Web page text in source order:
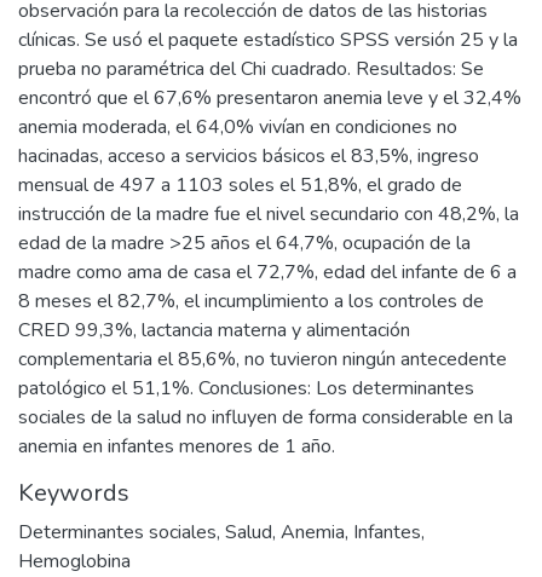
observación para la recolección de datos de las historias
clínicas. Se usó el paquete estadístico SPSS versión 25 y la
prueba no paramétrica del Chi cuadrado. Resultados: Se
encontró que el 67,6% presentaron anemia leve y el 32,4%
anemia moderada, el 64,0% vivían en condiciones no
hacinadas, acceso a servicios básicos el 83,5%, ingreso
mensual de 497 a 1103 soles el 51,8%, el grado de
instrucción de la madre fue el nivel secundario con 48,2%, la
edad de la madre >25 años el 64,7%, ocupación de la
madre como ama de casa el 72,7%, edad del infante de 6 a
8 meses el 82,7%, el incumplimiento a los controles de
CRED 99,3%, lactancia materna y alimentación
complementaria el 85,6%, no tuvieron ningún antecedente
patológico el 51,1%. Conclusiones: Los determinantes
sociales de la salud no influyen de forma considerable en la
anemia en infantes menores de 1 año.
Keywords
Determinantes sociales, Salud, Anemia, Infantes,
Hemoglobina